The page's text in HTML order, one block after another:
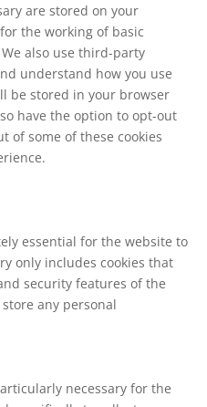
are stored on your
the working of basic
also use third-party
understand how you use
be stored in your browser
have the option to opt-out
of some of these cookies
essential for the website to
only includes cookies that
security features of the
any personal
necessary for the